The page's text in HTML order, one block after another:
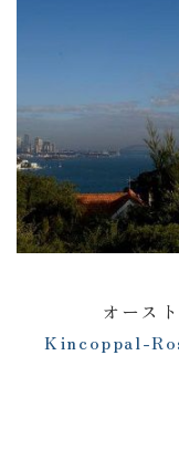
オース
Kincoppal-